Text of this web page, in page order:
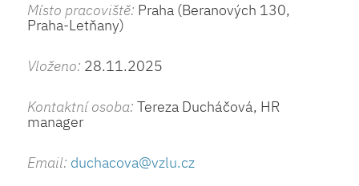
Místo pracoviště: Praha (Beranových 130,
Praha-Letňany)
Vloženo: 28.11.2025
Kontaktní osoba: Tereza Ducháčová, HR
manager
Email: duchacova@vzlu.cz